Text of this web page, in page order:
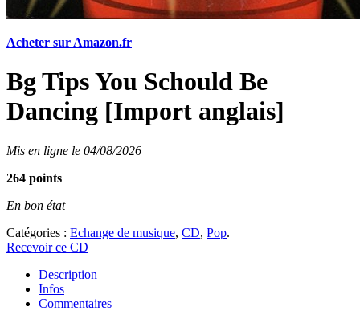
Acheter sur Amazon.fr
Bg Tips You Schould Be
Dancing [Import anglais]
Mis en ligne le 04/08/2026
264 points
En bon état
Catégories : Echange de musique, CD, Pop.
Recevoir ce CD
Description
Infos
Commentaires